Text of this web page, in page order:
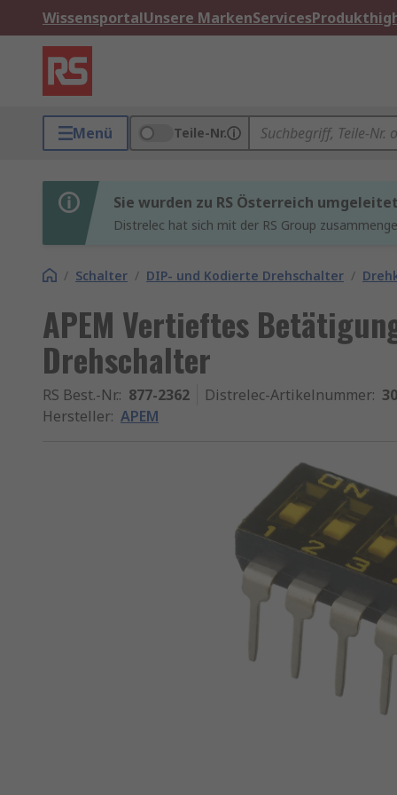
WissensportalUnsere MarkenServices
Menü Teile-Nr.
Sie wurden zu RS Österreich umgeleitet
Distrelec hat sich mit der RS Group
/ Schalter / DIP- und Kodierte Drehschalter /
APEM Vertieftes
Drehschalter
RS Best.-Nr.: 877-2362 Distrelec-Artikelnummer:
Hersteller: APEM